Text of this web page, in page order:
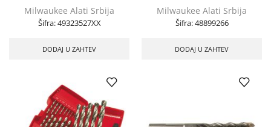
Milwaukee Alati Srbija
Šifra:49323527XX
DODAJ U ZAHTEV
Milwaukee Alati Srbija
Šifra:48899266
DODAJ U ZAHTEV